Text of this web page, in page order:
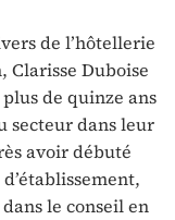
de l’hôtellerie
Clarisse Duboise
de quinze ans
secteur dans leur
avoir débuté
le conseil en